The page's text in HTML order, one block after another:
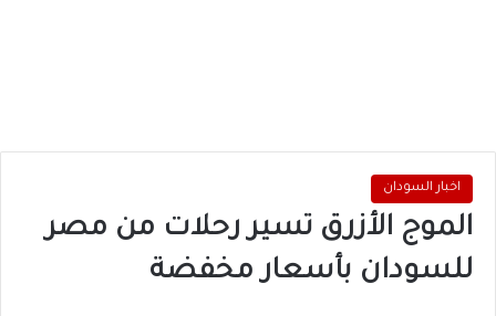
اخبار السودان
الموج الأزرق تسير رحلات من مصر
للسودان بأسعار مخفضة